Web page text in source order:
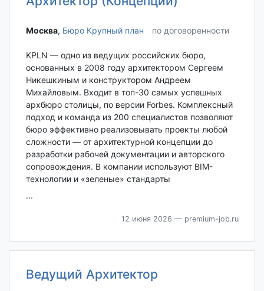
Москва‎, Бюро Крупный план по договоренности
KPLN — одно из ведущих российских бюро,
основанных в 2008 году архитектором Сергеем
Никешкиным и конструктором Андреем
Михайловым. Входит в топ-30 самых успешных
архбюро столицы, по версии Forbes. Комплексный
подход и команда из 200 специалистов позволяют
бюро эффективно реализовывать проекты любой
сложности — от архитектурной концепции до
разработки рабочей документации и авторского
сопровождения. В компании используют BIM-
технологии и «зеленые» стандарты
...
12 июня 2026 — premium-job.ru
Ведущий Архитектор